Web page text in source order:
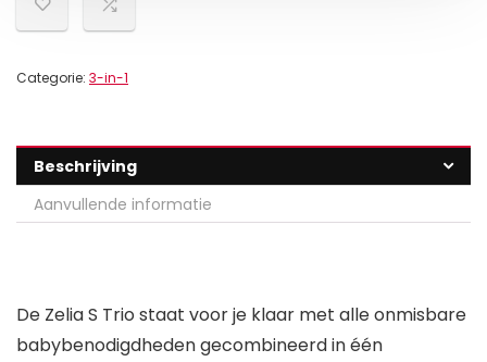
Categorie: 3-in-1
Beschrijving
Aanvullende informatie
De Zelia S Trio staat voor je klaar met alle onmisbare
babybenodigdheden gecombineerd in één